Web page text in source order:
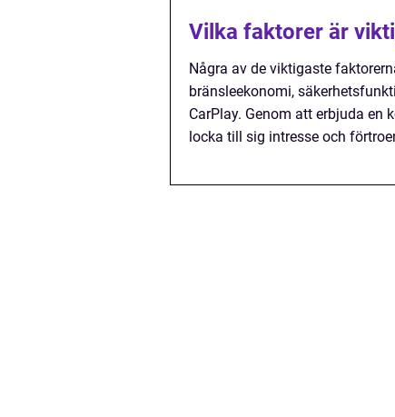
Vilka faktorer är
Några av de viktigaste
bränsleekonomi,
CarPlay. Genom att erbjuda
locka till sig intresse och